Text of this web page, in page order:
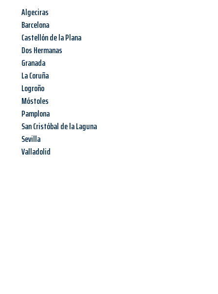
Algeciras
Barcelona
Castellón de la Plana
Dos Hermanas
Granada
La Coruña
Logroño
Móstoles
Pamplona
San Cristóbal de la Laguna
Sevilla
Valladolid